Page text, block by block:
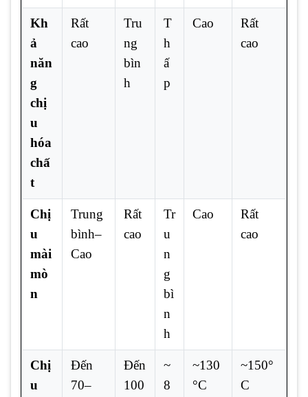
Kh
ả
năn
g
chị
u
hóa
chấ
t
Rất
cao
Tru
ng
bìn
h
T
h
ấ
p
Cao
Rất
cao
Chị
u
mài
mò
n
Trung
bình–
Cao
Rất
cao
Tr
u
n
g
bì
n
h
Cao
Rất
cao
Chị
u
Đến
70–
Đến
100
~
8
~130
°C
~150°
C